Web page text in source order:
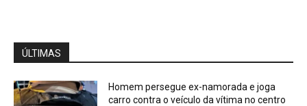
ÚLTIMAS
Homem persegue ex-namorada e joga
carro contra o veículo da vítima no centro